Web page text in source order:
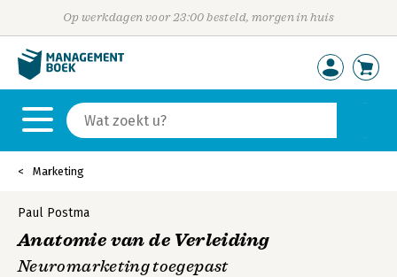
Op werkdagen voor 23:00 besteld, morgen in huis
Marketing
Paul Postma
Anatomie van de Verleiding
Neuromarketing toegepast